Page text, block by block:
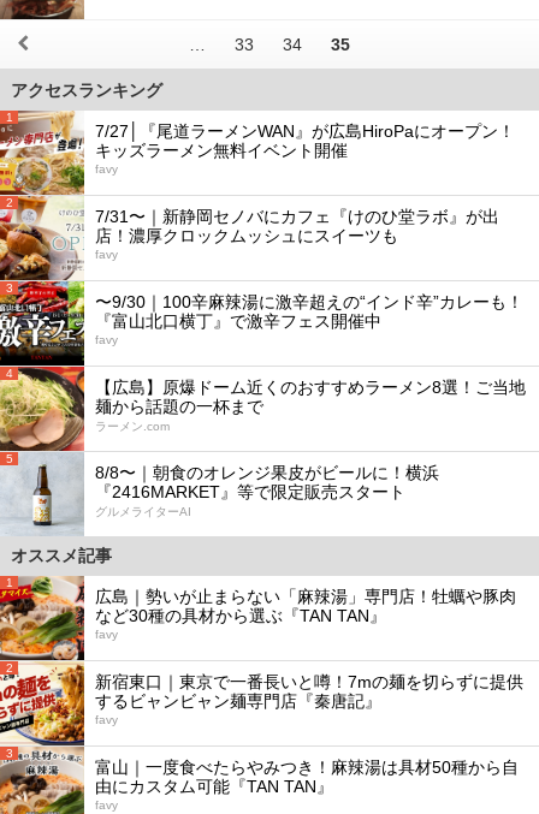
33 34 35
アクセスランキング
1
7/27│『尾道ラーメンWAN』が広島HiroPaにオープン！
キッズラーメン無料イベント開催
favy
2
7/31〜｜新静岡セノバにカフェ『けのひ堂ラボ』が出
店！濃厚クロックムッシュにスイーツも
favy
3
〜9/30｜100辛麻辣湯に激辛超えの“インド辛”カレーも！
『富山北口横丁』で激辛フェス開催中
favy
4
【広島】原爆ドーム近くのおすすめラーメン8選！ご当地
麺から話題の一杯まで
ラーメン.com
5
8/8〜｜朝食のオレンジ果皮がビールに！横浜
『2416MARKET』等で限定販売スタート
グルメライターAI
オススメ記事
1
広島｜勢いが止まらない「麻辣湯」専門店！牡蠣や豚肉
など30種の具材から選ぶ『TAN TAN』
favy
2
新宿東口｜東京で一番長いと噂！7mの麺を切らずに提供
するビャンビャン麺専門店『秦唐記』
favy
3
富山｜一度食べたらやみつき！麻辣湯は具材50種から自
由にカスタム可能『TAN TAN』
favy